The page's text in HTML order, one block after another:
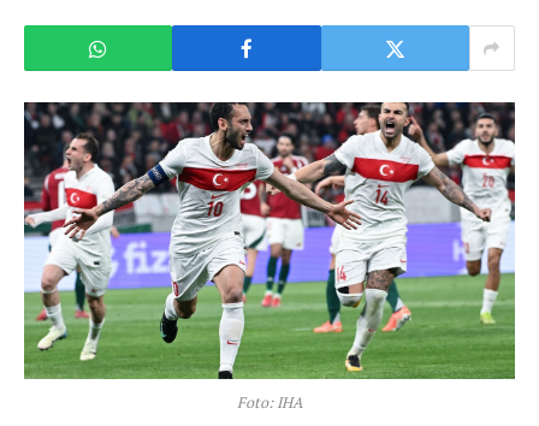
Foto: IHA